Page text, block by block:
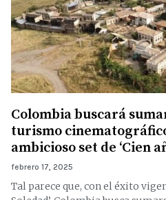
Colombia buscará
turismo
ambicioso set de ‘Cien
febrero 17, 2025
Tal parece que, con el éxito